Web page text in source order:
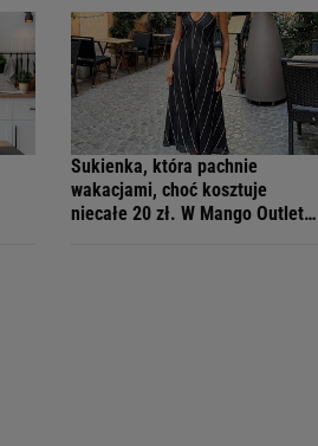
Sukienka, która pachnie
wakacjami, choć kosztuje
niecałe 20 zł. W Mango Outlet